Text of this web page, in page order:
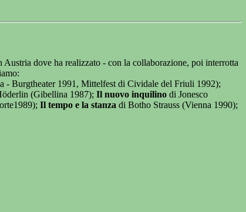
dove ha realizzato - con la collaborazione, poi interrotta
- Burgtheater 1991, Mittelfest di Cividale del Friuli 1992);
(Gibellina 1987); Il nuovo inquilino di Jonesco
Il tempo e la stanza di Botho Strauss (Vienna 1990);